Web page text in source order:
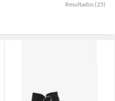
Resultados (25)